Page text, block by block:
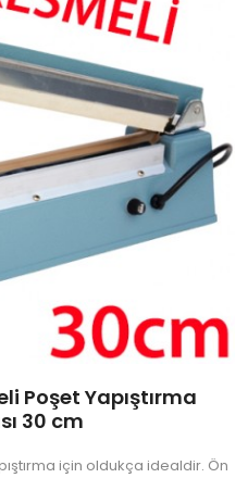
Poşet Yapıştırma
30 cm
için oldukça idealdir. Ön